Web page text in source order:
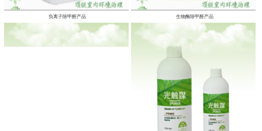
负离子除甲醛产品 生物酶除甲醛产品